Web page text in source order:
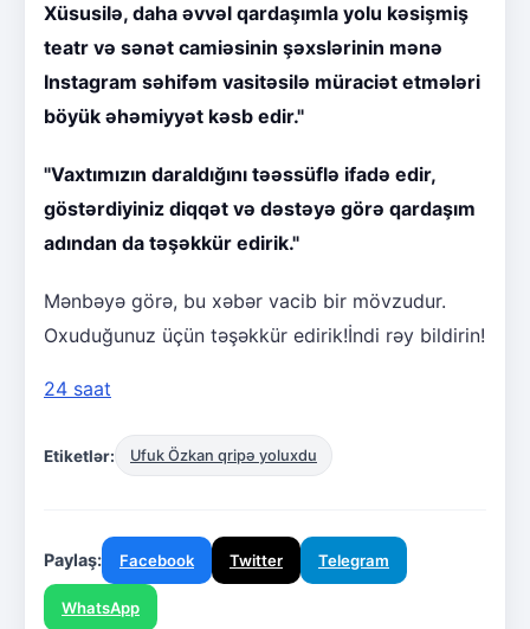
Xüsusilə, daha əvvəl qardaşımla yolu kəsişmiş
teatr və sənət camiəsinin şəxslərinin mənə
Instagram səhifəm vasitəsilə müraciət etmələri
böyük əhəmiyyət kəsb edir."
"Vaxtımızın daraldığını təəssüflə ifadə edir,
göstərdiyiniz diqqət və dəstəyə görə qardaşım
adından da təşəkkür edirik."
Mənbəyə görə, bu xəbər vacib bir mövzudur.
Oxuduğunuz üçün təşəkkür edirik!İndi rəy bildirin!
24 saat
Etiketlər: Ufuk Özkan qripə yoluxdu
Paylaş: Facebook Twitter Telegram
WhatsApp